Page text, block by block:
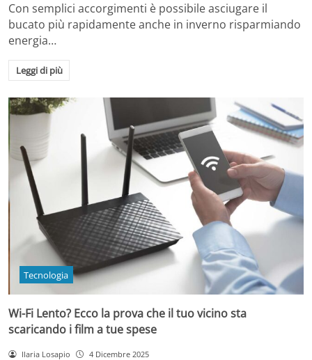
Con semplici accorgimenti è possibile asciugare il
bucato più rapidamente anche in inverno risparmiando
energia…
Leggi di più
Tecnologia
Wi-Fi Lento? Ecco la prova che il tuo vicino sta
scaricando i film a tue spese
Ilaria Losapio 4 Dicembre 2025